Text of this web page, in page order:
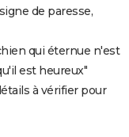
de paresse,
qui éternue n'est
est heureux"
à vérifier pour